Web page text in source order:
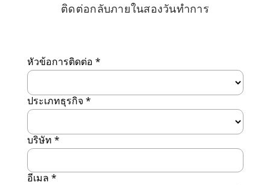
ติดต่อกลับภายในสองวันทำการ